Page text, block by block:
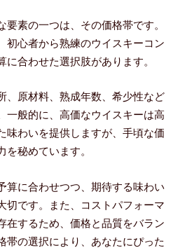
素の一つは、その価格帯です。
初心者から熟練のウイスキーコン
合わせた選択肢があります。
、原材料、熟成年数、希少性など
一般的に、高価なウイスキーは高
味わいを提供しますが、手頃な価
秘めています。
算に合わせつつ、期待する味わい
切です。また、コストパフォーマ
在するため、価格と品質をバラン
帯の選択により、あなたにぴった